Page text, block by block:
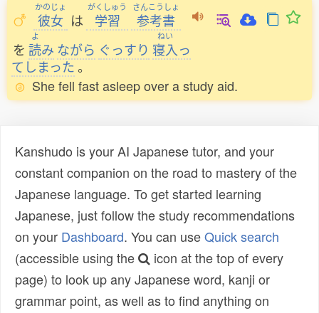
かのじょ
彼女 は
がくしゅう
学習
さんこうしょ
参考書
を
よ
読み ながら ぐっすり
ねい
寝入 っ
てしまった。
She fell fast asleep over a study aid.
Kanshudo is your AI Japanese tutor, and your
constant companion on the road to mastery of the
Japanese language. To get started learning
Japanese, just follow the study recommendations
on your Dashboard. You can useQuick search
(accessible using the
icon at the top of every
page) to look up any Japanese word, kanji or
grammar point, as well as to find anything on